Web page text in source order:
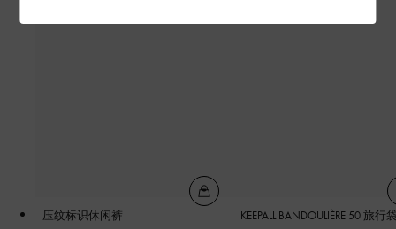
压纹标识休闲裤 KEEPALL BANDOULIÈRE 50 旅行